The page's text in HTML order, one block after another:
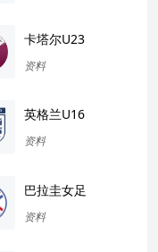
卡塔尔U23
资料
英格兰U16
资料
巴拉圭女足
资料